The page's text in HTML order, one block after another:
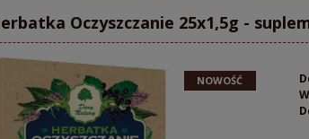
Oczyszczanie 25x1,5g -
NOWOŚĆ